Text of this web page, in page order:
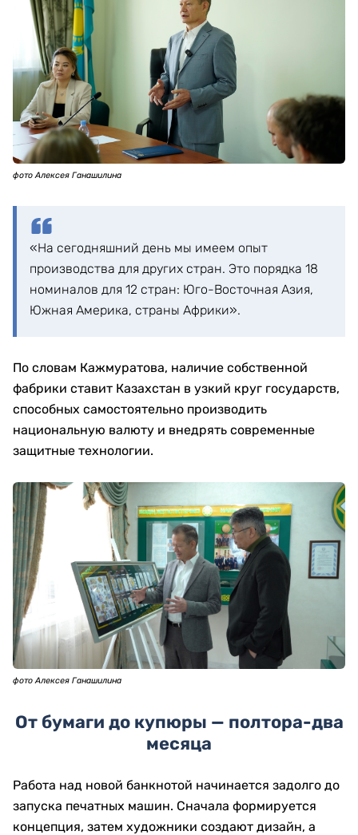
фото Алексея Ганашилина
«На сегодняшний день мы имеем опыт
производства для других стран. Это порядка 18
номиналов для 12 стран: Юго-Восточная Азия,
Южная Америка, страны Африки».
По словам Кажмуратова, наличие собственной
фабрики ставит Казахстан в узкий круг государств,
способных самостоятельно производить
национальную валюту и внедрять современные
защитные технологии.
фото Алексея Ганашилина
От бумаги до купюры — полтора-два
месяца
Работа над новой банкнотой начинается задолго до
запуска печатных машин. Сначала формируется
концепция, затем художники создают дизайн, а